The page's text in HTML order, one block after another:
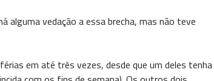
alguma vedação a essa brecha, mas não teve
em até três vezes, desde que um deles tenha